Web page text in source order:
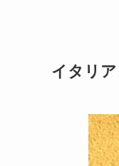
イタリ